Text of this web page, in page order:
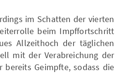
im Schatten der vierten
beim Impffortschritt
Allzeithoch der täglichen
mit der Verabreichung der
Geimpfte, sodass die